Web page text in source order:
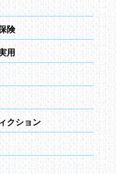
険
用
クション